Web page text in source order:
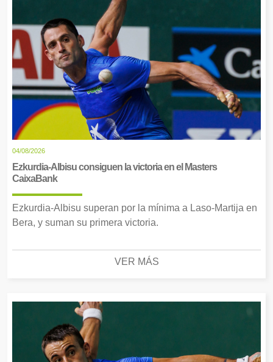
04/08/2026
Ezkurdia-Albisu consiguen la victoria en el Masters
CaixaBank
Ezkurdia-Albisu superan por la mínima a Laso-Martija en
Bera, y suman su primera victoria.
VER MÁS